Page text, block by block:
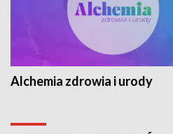
Alchemia zdrowia i urody